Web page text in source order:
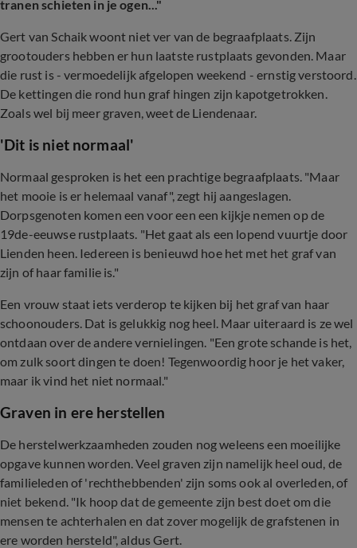
tranen schieten in je ogen..."
Gert van Schaik woont niet ver van de begraafplaats. Zijn
grootouders hebben er hun laatste rustplaats gevonden. Maar
die rust is - vermoedelijk afgelopen weekend - ernstig verstoord.
De kettingen die rond hun graf hingen zijn kapotgetrokken.
Zoals wel bij meer graven, weet de Liendenaar.
'Dit is niet normaal'
Normaal gesproken is het een prachtige begraafplaats. "Maar
het mooie is er helemaal vanaf", zegt hij aangeslagen.
Dorpsgenoten komen een voor een een kijkje nemen op de
19de-eeuwse rustplaats. "Het gaat als een lopend vuurtje door
Lienden heen. Iedereen is benieuwd hoe het met het graf van
zijn of haar familie is."
Een vrouw staat iets verderop te kijken bij het graf van haar
schoonouders. Dat is gelukkig nog heel. Maar uiteraard is ze wel
ontdaan over de andere vernielingen. "Een grote schande is het,
om zulk soort dingen te doen! Tegenwoordig hoor je het vaker,
maar ik vind het niet normaal."
Graven in ere herstellen
De herstelwerkzaamheden zouden nog weleens een moeilijke
opgave kunnen worden. Veel graven zijn namelijk heel oud, de
familieleden of 'rechthebbenden' zijn soms ook al overleden, of
niet bekend. "Ik hoop dat de gemeente zijn best doet om die
mensen te achterhalen en dat zover mogelijk de grafstenen in
ere worden hersteld", aldus Gert.